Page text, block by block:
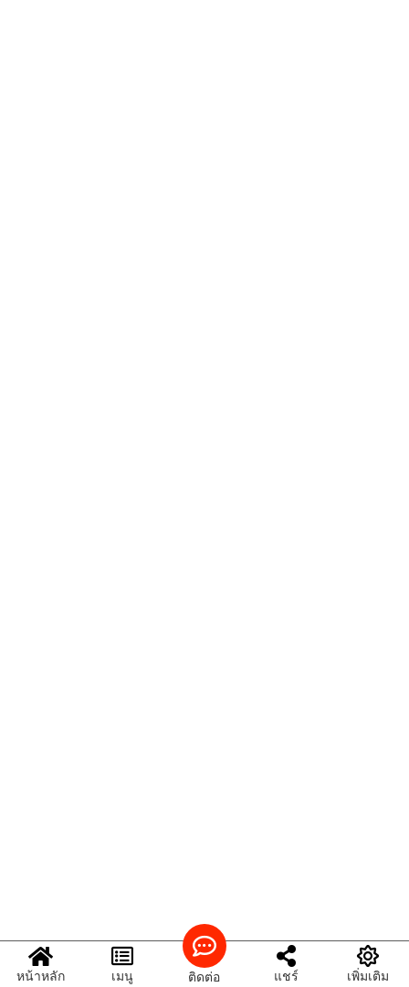
หน้าหลัก เมนู ติดต่อ แชร์ เพิ่มเติม